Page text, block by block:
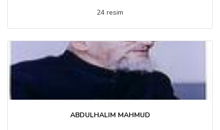
24 resim
ABDULHALIM MAHMUD